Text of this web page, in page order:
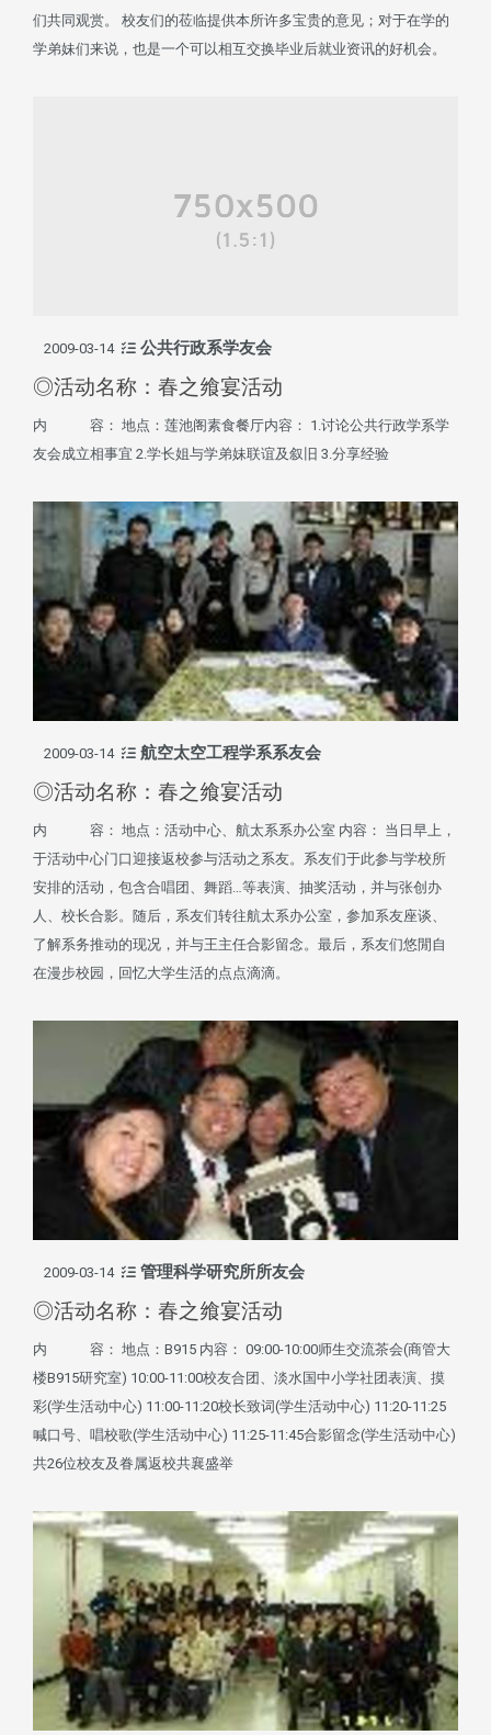
们共同观赏。 校友们的莅临提供本所许多宝贵的意见；对于在学的
学弟妹们来说，也是一个可以相互交换毕业后就业资讯的好机会。
2009-03-14 公共行政系学友会
◎活动名称：春之飨宴活动
内 容： 地点：莲池阁素食餐厅内容： 1.讨论公共行政学系学
友会成立相事宜 2.学长姐与学弟妹联谊及叙旧 3.分享经验
2009-03-14 航空太空工程学系系友会
◎活动名称：春之飨宴活动
内 容： 地点：活动中心、航太系系办公室 内容： 当日早上，
于活动中心门口迎接返校参与活动之系友。系友们于此参与学校所
安排的活动，包含合唱团、舞蹈…等表演、抽奖活动，并与张创办
人、校长合影。随后，系友们转往航太系办公室，参加系友座谈、
了解系务推动的现况，并与王主任合影留念。最后，系友们悠閒自
在漫步校园，回忆大学生活的点点滴滴。
2009-03-14 管理科学研究所所友会
◎活动名称：春之飨宴活动
内 容： 地点：B915 内容： 09:00-10:00师生交流茶会(商管大
楼B915研究室) 10:00-11:00校友合团、淡水国中小学社团表演、摸
彩(学生活动中心) 11:00-11:20校长致词(学生活动中心) 11:20-11:25
喊口号、唱校歌(学生活动中心) 11:25-11:45合影留念(学生活动中心)
共26位校友及眷属返校共襄盛举